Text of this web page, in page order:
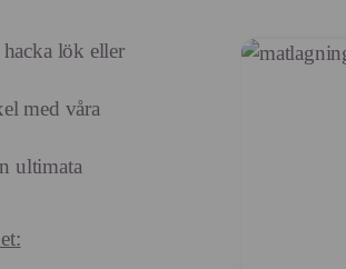
lök eller
med våra
ultimata